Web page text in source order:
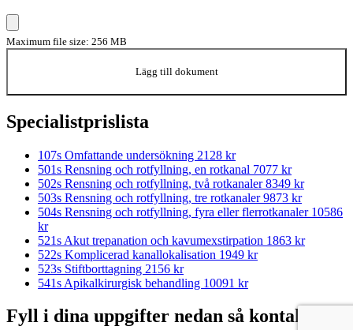
Maximum file size: 256 MB
Lägg till dokument
Specialistprislista
107s Omfattande undersökning 2128 kr
501s Rensning och rotfyllning, en rotkanal 7077 kr
502s Rensning och rotfyllning, två rotkanaler8349 kr
503s Rensning och rotfyllning, tre rotkanaler9873 kr
504s Rensning och rotfyllning, fyra eller flerrotkanaler 10586
kr
521s Akut trepanation och kavumexstirpation 1863 kr
522s Komplicerad kanallokalisation 1949 kr
523s Stiftborttagning 2156 kr
541s Apikalkirurgisk behandling 10091 kr
Fyll i dina uppgifter nedan så kontaktar